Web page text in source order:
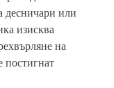
десничари или
изисква
на
постигнат